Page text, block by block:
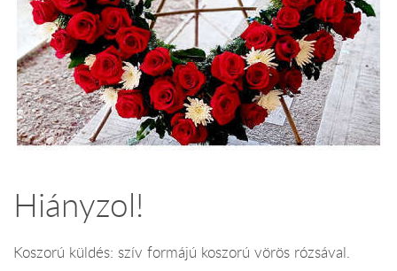
Hiányzol!
Koszorú küldés: szív formájú koszorú vörös rózsával.